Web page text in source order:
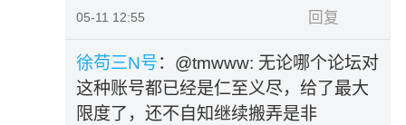
05-11 12:55 回复
徐苟三N号： @tmwww: 无论哪个论坛对
这种账号都已经是仁至义尽，给了最大
限度了，还不自知继续搬弄是非